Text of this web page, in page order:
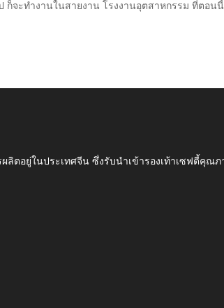
ก็จะทำงานในสายงาน โรงงานอุตสาหกรรม ที่ตอน
ผลิตอยู่ในประเทศจีน ซึ่งรับนำเข้ารองเท้าเซฟตี้คุ